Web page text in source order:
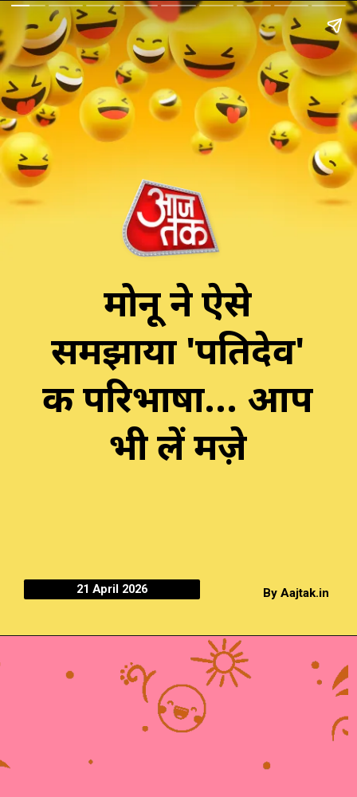
By Aajtak.in
21 April 2026
मोनू ने ऐसे
समझाया 'पतिदेव'
की परिभाषा... आप
भी लें मज़े